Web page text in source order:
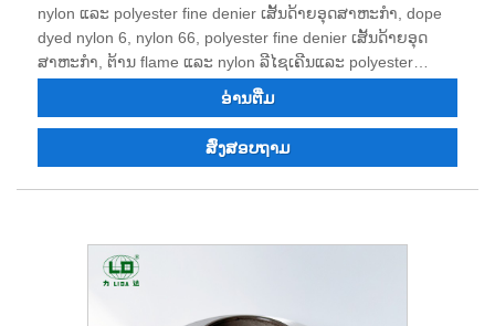
nylon ແລະ polyester fine denier ເສັ້ນດ້າຍອຸດສາຫະກໍາ, dope
dyed nylon 6, nylon 66, polyester fine denier ເສັ້ນດ້າຍອຸດ
ສາຫະກໍາ, ຕ້ານ flame ແລະ nylon ລີໄຊເຄີນແລະ polyester
filament. ພາຍຫຼັງສີ່ສິບປີຂອງຄວາມຫຍຸ້ງຍາກ, ຄວາມກ້າວຫນ້າ
ທາງດ້ານເຕັກໂນໂລຢີ, ແລະການປະດິດສ້າງ, ຄຸນນະພາບຂອງ
ຜະລິດຕະພັນໄດ້ຮັບຄວາມເຄົາລົບແລະຊົມເຊີຍຂອງລູກຄ້າຫຼາຍ. ປະ
ຈຸ​ບັນ, ທຸ​ລະ​ກິດ​ມີ​ກຳ​ລັງ​ແຮງ​ງານ​ດ້ານ​ເຕັກ​ນິກ​ທີ່​ເຂັ້ມ​ແຂງ, ມີ​ເຄື່ອງ​ມື​ອັນ​
ອ່ານ​ຕື່ມ
ສົ່ງສອບຖາມ